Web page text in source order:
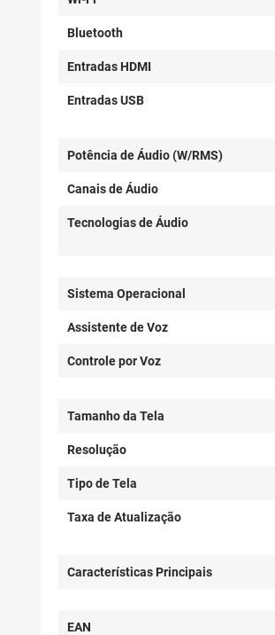
Bluetooth
Entradas HDMI
Entradas USB
Potência de Áudio (W/RMS)
Canais de Áudio
Tecnologias de Áudio
Sistema Operacional
Assistente de Voz
Controle por Voz
Tamanho da Tela
Resolução
Tipo de Tela
Taxa de Atualização
Características Principais
EAN